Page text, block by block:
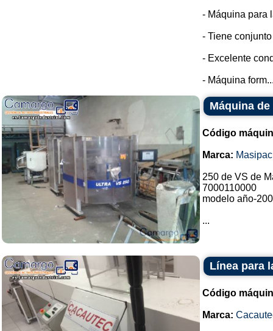
- Máquina para
- Tiene
- Excelente
- Máquina
Máquina
Código
Marca:
250 de VS de
7000110000
modelo año-
...
Línea para
Código
Marca: